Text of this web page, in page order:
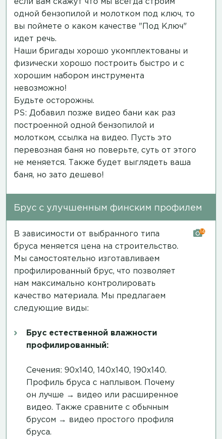
если вам скажут что мы всегда строим
одной бензопилой и молотком под ключ, то
вы поймете о каком качестве "Под Ключ"
идет речь.
Наши бригады хорошо укомплектованы и
физически хорошо построить быстро и с
хорошим набором инструмента
невозможно!
Будьте осторожны.
PS: Добавил позже видео бани как раз
построенной одной бензопилой и
молотком, ссылка на видео. Пусть это
перевозная баня но поверьте, суть от этого
не меняется. Также будет выглядеть ваша
баня, но зато дешево!
Брус с улучшенным финским профилем
В зависимости от выбранного типа
бруса меняется цена на строительство.
Мы самостоятельно изготавливаем
профилированный брус, что позволяет
нам максимально контролировать
качество материала. Мы предлагаем
следующие виды:
Брус естественной влажности
профилированный:
Сечения: 90х140, 140х140, 190х140.
Профиль бруса с наплывом. Почему
он лучше → видео или расширенное
видео. Также сравните с обычным
брусом → видео простого профиля
бруса.
14